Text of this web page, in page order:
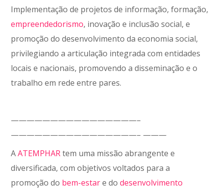
Implementação de projetos de informação, formação,
empreendedorismo, inovação e inclusão social, e
promoção do desenvolvimento da economia social,
privilegiando a articulação integrada com entidades
locais e nacionais, promovendo a disseminação e o
trabalho em rede entre pares.
————————————————–
————————————————– ———
AATEMPHARtem uma missão abrangente e
diversificada, com objetivos voltados para a
promoção do bem-estare dodesenvolvimento